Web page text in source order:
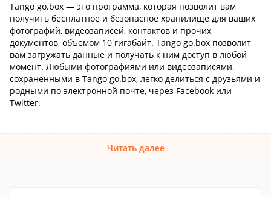
Tango go.box — это программа, которая позволит вам
получить бесплатное и безопасное хранилище для ваших
фотографий, видеозаписей, контактов и прочих
документов, объемом 10 гигабайт. Tango go.box позволит
вам загружать данные и получать к ним доступ в любой
момент. Любыми фотографиями или видеозаписями,
сохраненными в Tango go.box, легко делиться с друзьями и
родными по электронной почте, через Facebook или
Twitter.
Читать далее